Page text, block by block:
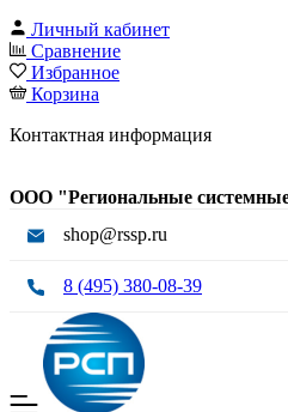
Личный кабинет
Сравнение
Избранное
Корзина
Контактная информация
ООО "Региональные
shop@rssp.ru
8 (495) 380-08-39